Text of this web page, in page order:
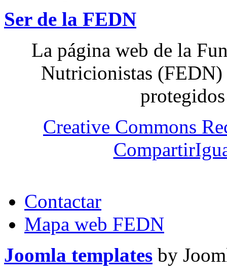
Ser de la FEDN
La página web de la
Nutricionistas (FEDN)
Creative Commons
Contactar
Mapa web FEDN
Joomla templates by